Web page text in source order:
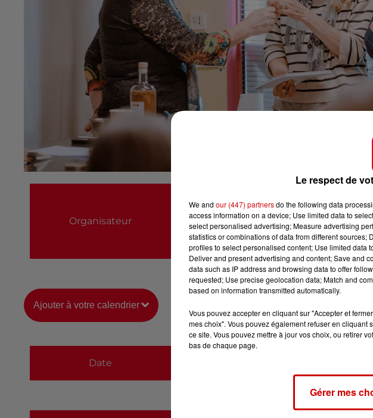
Organisateur
02 51 14 06 96
contact@desepicesamaguise.com
https://www.desepicesamaguise.com/
Ajouter à votre calendrier
Date
17 août 2023 à 14h00
Le respect de
We and our (447) partnersdo the following data
access information on a device; Use limited data to
select personalised advertising; Measure advertising
statistics or combinations of data from different
profiles to select personalised content; Use limited data
Deliver and present advertising and content; Save and
data such as IP address and browsing data to offer
requested; Use precise geolocation data; Match and
based on information transmitted automatically.
Vous pouvez accepter en cliquant sur "Accepter et
mes choix". Vous pouvez également refuser en
ce site. Vous pouvez mettre à jour vos choix, ou retirer
bas de chaque page.
Gérer mes